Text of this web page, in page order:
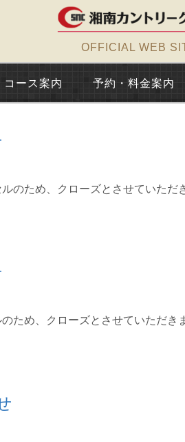
OFFICIAL WEB
コース案内 予約・料金案内
のため、クローズとさせていただ
ため、クローズとさせていただきま